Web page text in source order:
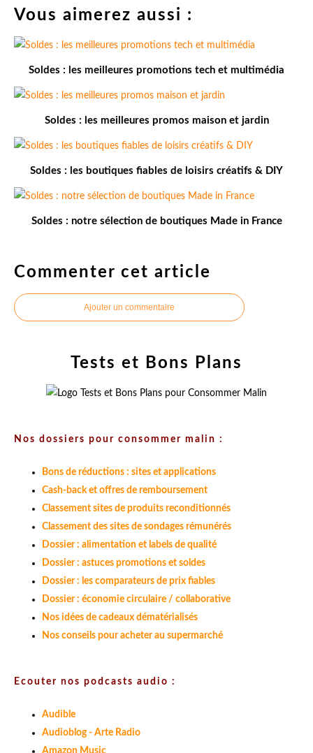
Vous aimerez aussi :
Soldes : les meilleures promotions tech et multimédia
Soldes : les meilleures promos maison et jardin
Soldes : les boutiques fiables de loisirs créatifs & DIY
Soldes : notre sélection de boutiques Made in France
Commenter cet article
Ajouter un commentaire
Tests et Bons Plans
Nos dossiers pour consommer malin :
Bons de réductions : sites et applications
Cash-back et offres de remboursement
Classement sites de produits reconditionnés
Classement des sites de sondages rémunérés
Dossier : alimentation et labels de qualité
Dossier : astuces promotions et soldes
Dossier : les comparateurs de prix fiables
Dossier : économie circulaire / collaborative
Nos idées de cadeaux dématérialisés
Nos conseils pour acheter au supermarché
Ecouter nos podcasts audio :
Audible
Audioblog - Arte Radio